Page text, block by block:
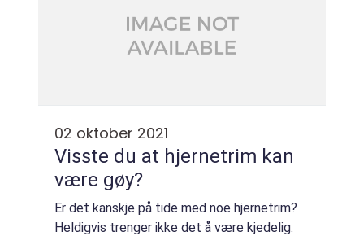
02 oktober 2021
Visste du at hjernetrim kan
være gøy?
Er det kanskje på tide med noe hjernetrim?
Heldigvis trenger ikke det å være kjedelig.